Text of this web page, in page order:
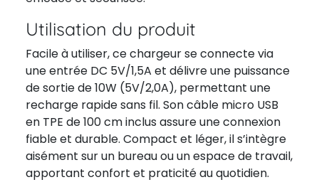
Utilisation du produit
Facile à utiliser, ce chargeur se connecte via
une entrée DC 5V/1,5A et délivre une puissance
de sortie de 10W (5V/2,0A), permettant une
recharge rapide sans fil. Son câble micro USB
en TPE de 100 cm inclus assure une connexion
fiable et durable. Compact et léger, il s’intègre
aisément sur un bureau ou un espace de travail,
apportant confort et praticité au quotidien.